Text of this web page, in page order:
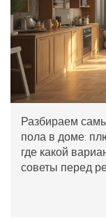
Разбираем
пола в доме:
где какой
советы перед